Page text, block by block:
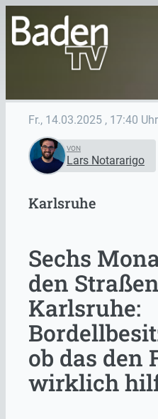
Fr., 14.03.2025 , 17:40 Uhr
VON
Lars Notararigo
Karlsruhe
Sechs
den
Karlsruhe:
ob das den
wirklich